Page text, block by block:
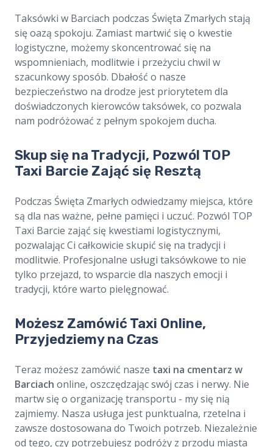
Taksówki w Barciach podczas Święta Zmarłych stają
się oazą spokoju. Zamiast martwić się o kwestie
logistyczne, możemy skoncentrować się na
wspomnieniach, modlitwie i przeżyciu chwil w
szacunkowy sposób. Dbałość o nasze
bezpieczeństwo na drodze jest priorytetem dla
doświadczonych kierowców taksówek, co pozwala
nam podróżować z pełnym spokojem ducha.
Skup się na Tradycji, Pozwól TOP
Taxi Barcie Zająć się Resztą
Podczas Święta Zmarłych odwiedzamy miejsca, które
są dla nas ważne, pełne pamięci i uczuć. Pozwól TOP
Taxi Barcie zająć się kwestiami logistycznymi,
pozwalając Ci całkowicie skupić się na tradycji i
modlitwie. Profesjonalne usługi taksówkowe to nie
tylko przejazd, to wsparcie dla naszych emocji i
tradycji, które warto pielęgnować.
Możesz Zamówić Taxi Online,
Przyjedziemy na Czas
Teraz możesz zamówić nasze taxi na cmentarz w
Barciach online, oszczędzając swój czas i nerwy. Nie
martw się o organizację transportu - my się nią
zajmiemy. Nasza usługa jest punktualna, rzetelna i
zawsze dostosowana do Twoich potrzeb. Niezależnie
od tego, czy potrzebujesz podróży z przodu miasta